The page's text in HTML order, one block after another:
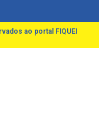
ao portal FIQUEI